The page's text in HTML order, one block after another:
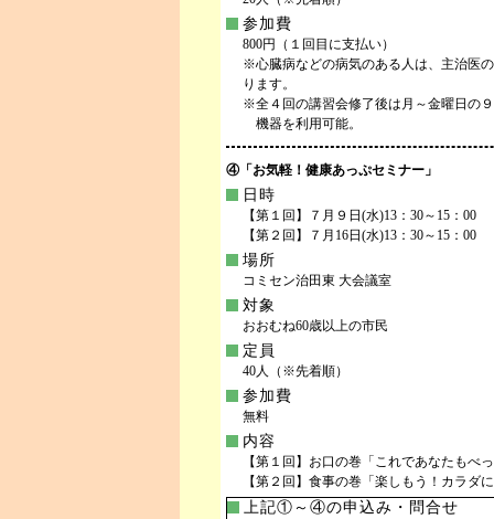
参加費
800円（１回目に支払い）
※心臓病などの病気のある人は、主治医
ります。
※全４回の講習会修了後は月～金曜日の
機器を利用可能。
④「お気軽！健康あっぷセミナー」
日時
【第１回】７月９日(水)13：30～15：00
【第２回】７月16日(水)13：30～15：00
場所
コミセン治田東 大会議室
対象
おおむね60歳以上の市民
定員
40人（※先着順）
参加費
無料
内容
【第１回】お口の巻「これであなたもべ
【第２回】食事の巻「楽しもう！カラダ
上記①～④の申込み・問合せ